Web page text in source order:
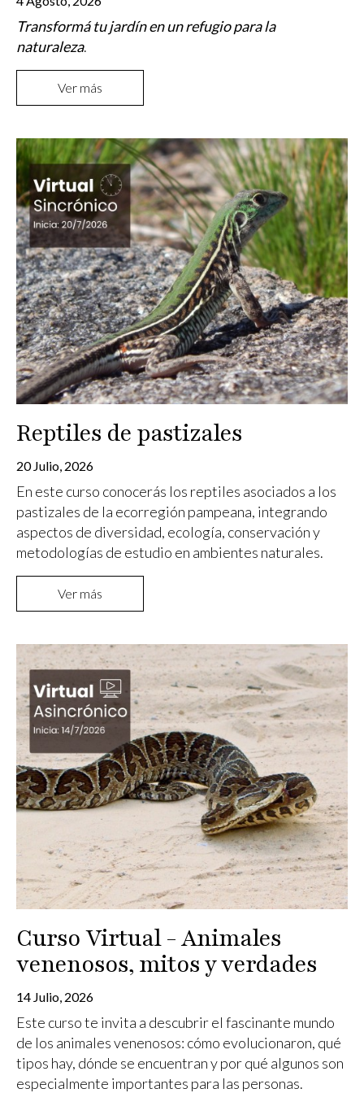
Transformá tu jardín en un refugio para la
naturaleza.
Ver más
Reptiles de pastizales
20 Julio, 2026
En este curso conocerás los reptiles asociados a los
pastizales de la ecorregión pampeana, integrando
aspectos de diversidad, ecología, conservación y
metodologías de estudio en ambientes naturales.
Ver más
Curso Virtual - Animales
venenosos, mitos y verdades
14 Julio, 2026
Este curso te invita a descubrir el fascinante mundo
de los animales venenosos: cómo evolucionaron, qué
tipos hay, dónde se encuentran y por qué algunos son
especialmente importantes para las personas.